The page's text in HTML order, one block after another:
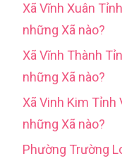
Xã Vĩnh Xuân
những Xã nào?
Xã Vĩnh Thành
những Xã nào?
Xã Vinh Kim
những Xã nào?
Phường Trường